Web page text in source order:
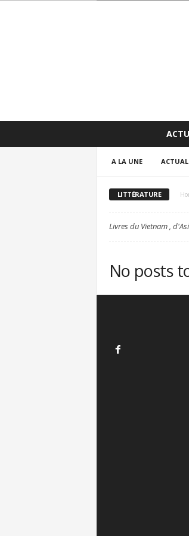
A LA UNE
LITTÉRATURE
Livres du Vietnam ,
No posts